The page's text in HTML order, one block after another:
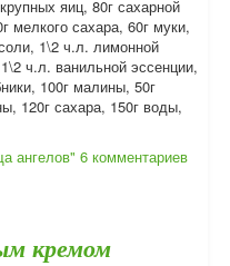
яиц, 80г сахарной
мелкого сахара, 60г муки,
1\2 ч.л. лимонной
ч.л. ванильной эссенции,
100г малины, 50г
120г сахара, 150г воды,
ангелов" 6 комментариев
кремом